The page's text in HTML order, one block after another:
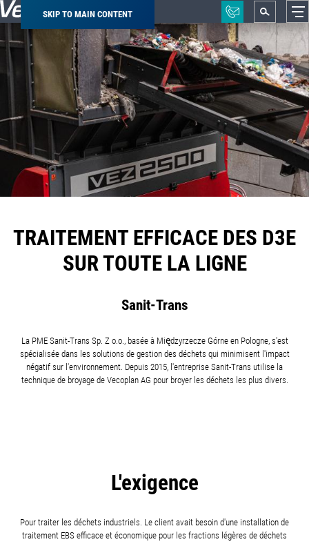
SKIP TO MAIN CONTENT
Breadcrumb
TRAITEMENT EFFICACE DES D3E
SUR TOUTE LA LIGNE
Sanit-Trans
La PME Sanit-Trans Sp. Z o.o., basée à Międzyrzecze Górne en Pologne, s'est
spécialisée dans les solutions de gestion des déchets qui minimisent l'impact
négatif sur l'environnement. Depuis 2015, l'entreprise Sanit-Trans utilise la
technique de broyage de Vecoplan AG pour broyer les déchets les plus divers.
L'exigence
Pour traiter les déchets industriels. Le client avait besoin d'une installation de
traitement EBS efficace et économique pour les fractions légères de déchets